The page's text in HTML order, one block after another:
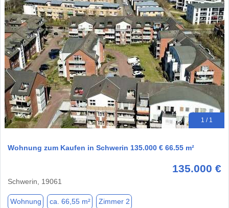
1 / 1
Wohnung zum Kaufen in Schwerin 135.000 € 66.55 m²
135.000 €
Schwerin, 19061
Wohnung ca. 66,55 m² Zimmer 2